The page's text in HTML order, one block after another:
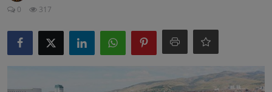
HAKKIMIZDA
REKLAM
0
317